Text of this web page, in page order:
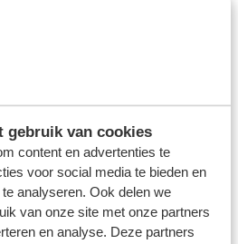
gebruik van cookies
content en advertenties te
voor social media te bieden en
analyseren. Ook delen we
van onze site met onze partners
en analyse. Deze partners